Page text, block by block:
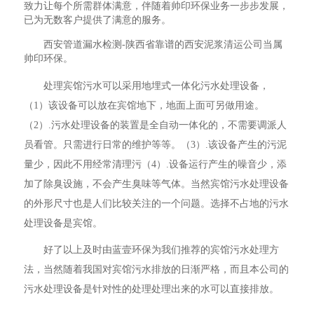
致力让每个所需群体满意，伴随着帅印环保业务一步步发展，
已为无数客户提供了满意的服务。
西安管道漏水检测-陕西省靠谱的西安泥浆清运公司当属
帅印环保。
处理宾馆污水可以采用地埋式一体化污水处理设备，
（1）该设备可以放在宾馆地下，地面上面可另做用途。
（2）.污水处理设备的装置是全自动一体化的，不需要调派人
员看管。只需进行日常的维护等等。（3）.该设备产生的污泥
量少，因此不用经常清理污（4）.设备运行产生的噪音少，添
加了除臭设施，不会产生臭味等气体。当然宾馆污水处理设备
的外形尺寸也是人们比较关注的一个问题。选择不占地的污水
处理设备是宾馆。
好了以上及时由蓝壹环保为我们推荐的宾馆污水处理方
法，当然随着我国对宾馆污水排放的日渐严格，而且本公司的
污水处理设备是针对性的处理处理出来的水可以直接排放。